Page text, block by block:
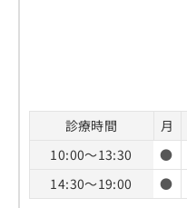
診療時間 月
10:00～13:30
●
14:30～19:00
●